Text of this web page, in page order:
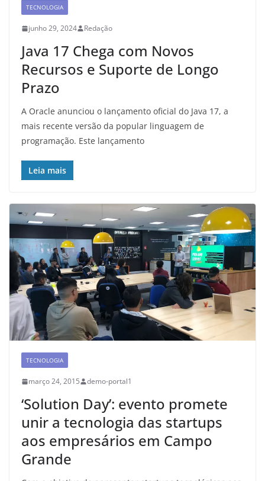
TECNOLOGIA
junho 29, 2024 Redação
Java 17 Chega com Novos
Recursos e Suporte de Longo
Prazo
A Oracle anunciou o lançamento oficial do Java 17, a
mais recente versão da popular linguagem de
programação. Este lançamento
Leia mais
TECNOLOGIA
março 24, 2015 demo-portal1
‘Solution Day’: evento promete
unir a tecnologia das startups
aos empresários em Campo
Grande